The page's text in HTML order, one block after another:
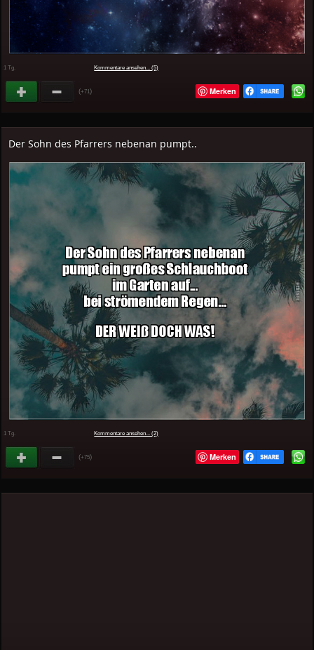
1 Tg. Kommentare ansehen... (5)
(+71) Merken
Der Sohn des Pfarrers nebenan pumpt..
1 Tg. Kommentare ansehen... (2)
(+75) Merken